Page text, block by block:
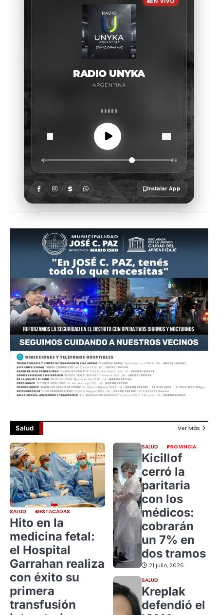
Salud Ver Más
SALUD DESTACADAS
Hito en la
medicina fetal:
el Hospital
Garrahan realiza
con éxito su
primera
transfusión
SALUD PROVINCIA
Kicillof
cerró la
paritaria
con los
médicos:
cobrarán
un 7% en
dos tramos
21 julio, 2026
SALUD
Kreplak
defendió el